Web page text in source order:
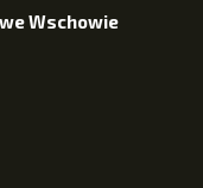
Wschowie